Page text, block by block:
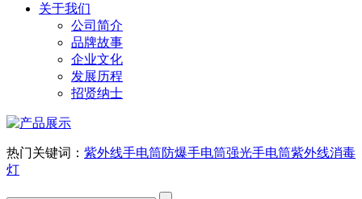
关于我们
公司简介
品牌故事
企业文化
发展历程
招贤纳士
热门关键词： 紫外线手电筒防爆手电筒强光手电筒紫外线消毒
灯